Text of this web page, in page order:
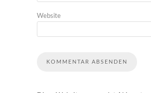
Website